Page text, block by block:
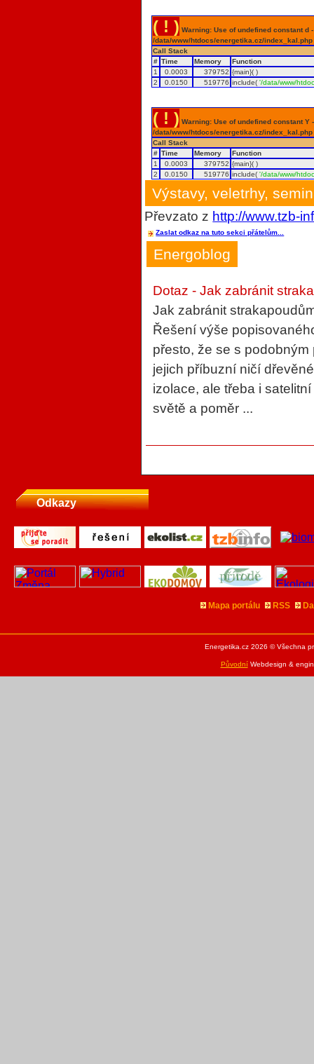
( ! ) Warning: Use of undefined constant
/data/www/htdocs/energetika.cz/
Call Stack
# Time Memory
Function
1
0.0003 379752 {main}( )
2
0.0150 519776 include('/data/www/
( ! ) Warning: Use of undefined constant
/data/www/htdocs/energetika.cz/
Call Stack
# Time Memory
Function
1
0.0003 379752 {main}( )
2
0.0150 519776 include('/data/www/
Výstavy, veletrhy,
Převzato z http://www.tzb-
Zaslat odkaz na tuto sekci přátelům...
Energoblog
Dotaz - Jak zabránit
Jak zabránit
Řešení výše
přesto, že se s
jejich příbuzní ničí
izolace, ale třeba i
světě a poměr ...
Odkazy
Mapa portálu RSS
Energetika.cz 2026 © Všechna
PůvodníWebdesign &